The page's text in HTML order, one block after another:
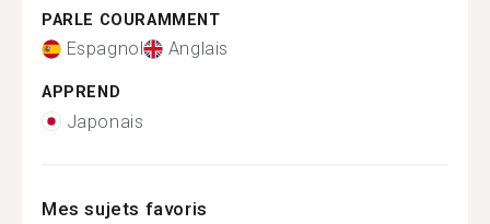
PARLE COURAMMENT
Espagnol Anglais
APPREND
Japonais
Mes sujets favoris